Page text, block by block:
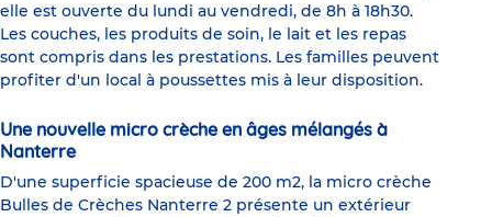
elle est ouverte du lundi au vendredi, de 8h à 18h30.
Les couches, les produits de soin, le lait et les repas
sont compris dans les prestations. Les familles peuvent
profiter d'un local à poussettes mis à leur disposition.
Une nouvelle micro crèche en âges mélangés à
Nanterre
D'une superficie spacieuse de 200 m2, la micro crèche
Bulles de Crèches Nanterre 2 présente un extérieur